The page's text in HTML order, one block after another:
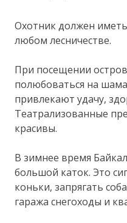
Охотник должен
любом лесничестве.
При посещении
полюбоваться на
привлекают удачу,
Театрализованные
красивы.
В зимнее время
большой каток. Это
коньки, запрягать
гаража снегоходы и